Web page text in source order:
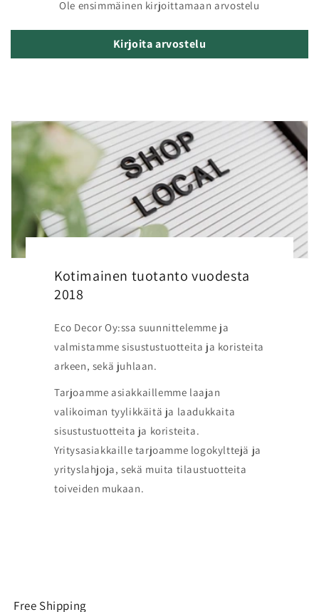
Ole ensimmäinen kirjoittamaan arvostelu
Kirjoita arvostelu
Kotimainen tuotanto vuodesta
2018
Eco Decor Oy:ssa suunnittelemme ja
valmistamme sisustustuotteita ja koristeita
arkeen, sekä juhlaan.
Tarjoamme asiakkaillemme laajan
valikoiman tyylikkäitä ja laadukkaita
sisustustuotteita ja koristeita.
Yritysasiakkaille tarjoamme logokylttejä ja
yrityslahjoja, sekä muita tilaustuotteita
toiveiden mukaan.
Free Shipping